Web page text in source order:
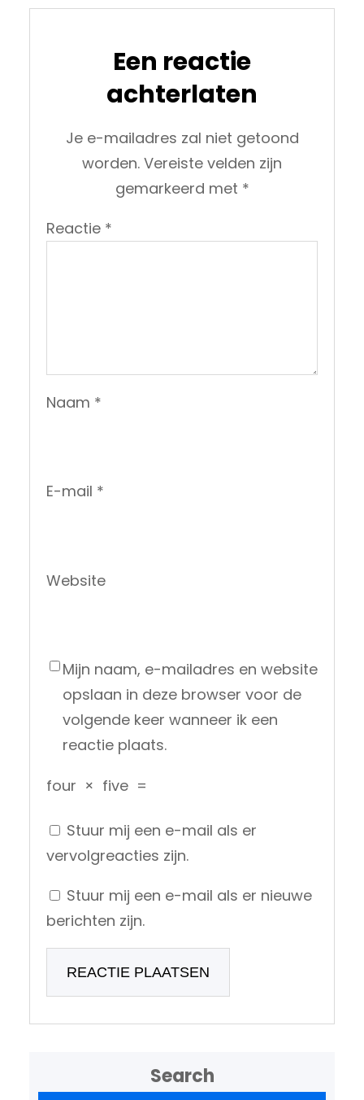
Een reactie
achterlaten
Je e-mailadres zal niet getoond
worden. Vereiste velden zijn
gemarkeerd met *
Reactie *
Naam *
E-mail *
Website
Mijn naam, e-mailadres en website
opslaan in deze browser voor de
volgende keer wanneer ik een
reactie plaats.
four × five =
Stuur mij een e-mail als er
vervolgreacties zijn.
Stuur mij een e-mail als er nieuwe
berichten zijn.
Search